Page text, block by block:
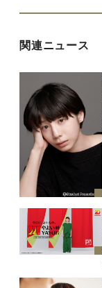
関連ニュース